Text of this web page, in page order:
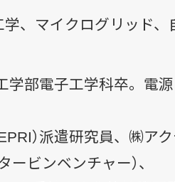
、マイクログリッド
学部電子工学科卒。電源
）派遣研究員、㈱ア
ービンベンチャー）、